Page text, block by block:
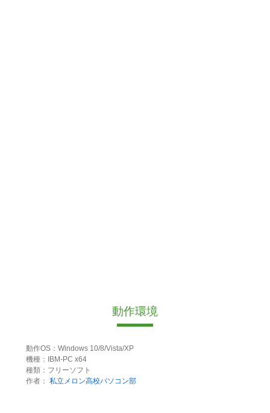
動作環境
動作OS：Windows 10/8/Vista/XP
機種：IBM-PC x64
種類：フリーソフト
作者： 私立メロン高校パソコン部